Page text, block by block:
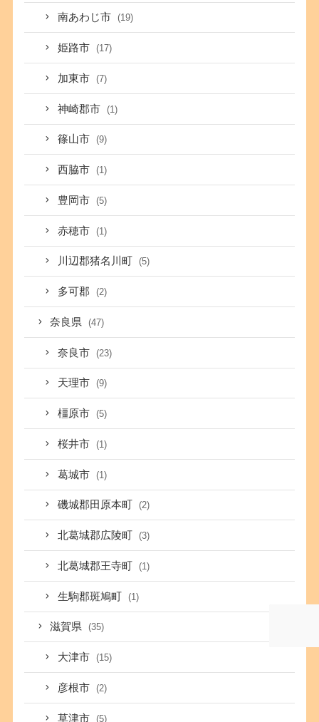
南あわじ市 (19)
姫路市 (17)
加東市 (7)
神崎郡市 (1)
篠山市 (9)
西脇市 (1)
豊岡市 (5)
赤穂市 (1)
川辺郡猪名川町 (5)
多可郡 (2)
奈良県 (47)
奈良市 (23)
天理市 (9)
橿原市 (5)
桜井市 (1)
葛城市 (1)
磯城郡田原本町 (2)
北葛城郡広陵町 (3)
北葛城郡王寺町 (1)
生駒郡斑鳩町 (1)
滋賀県 (35)
大津市 (15)
彦根市 (2)
草津市 (5)